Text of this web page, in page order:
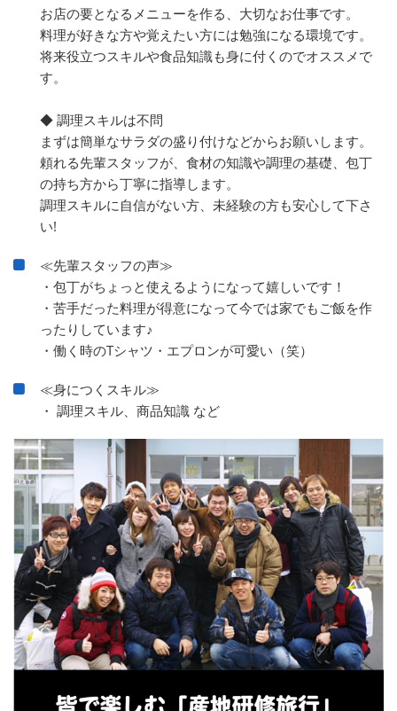
お店の要となるメニューを作る、大切なお仕事です。
料理が好きな方や覚えたい方には勉強になる環境です。
将来役立つスキルや食品知識も身に付くのでオススメで
す。
◆ 調理スキルは不問
まずは簡単なサラダの盛り付けなどからお願いします。
頼れる先輩スタッフが、食材の知識や調理の基礎、包丁
の持ち方から丁寧に指導します。
調理スキルに自信がない方、未経験の方も安心して下さ
い!
≪先輩スタッフの声≫
・包丁がちょっと使えるようになって嬉しいです！
・苦手だった料理が得意になって今では家でもご飯を作
ったりしています♪
・働く時のTシャツ・エプロンが可愛い（笑）
≪身につくスキル≫
・ 調理スキル、商品知識 など